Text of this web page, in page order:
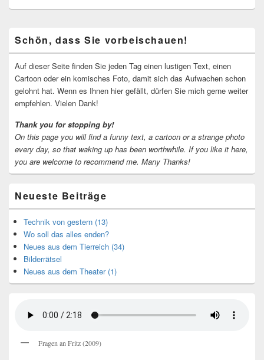
Seitenleisten-
Widgetbereich
Schön, dass Sie vorbeischauen!
Auf dieser Seite finden Sie jeden Tag einen lustigen Text, einen
Cartoon oder ein komisches Foto, damit sich das Aufwachen schon
gelohnt hat. Wenn es Ihnen hier gefällt, dürfen Sie mich gerne weiter
empfehlen. Vielen Dank!
Thank you for stopping by!
On this page you will find a funny text, a cartoon or a strange photo
every day, so that waking up has been worthwhile. If you like it here,
you are welcome to recommend me. Many Thanks!
Neueste Beiträge
Technik von gestern (13)
Wo soll das alles enden?
Neues aus dem Tierreich (34)
Bilderrätsel
Neues aus dem Theater (1)
Fragen an Fritz (2009)